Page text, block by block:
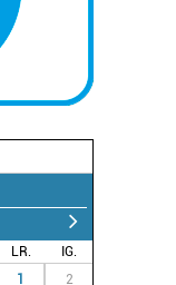
LR.
IG.
1 2